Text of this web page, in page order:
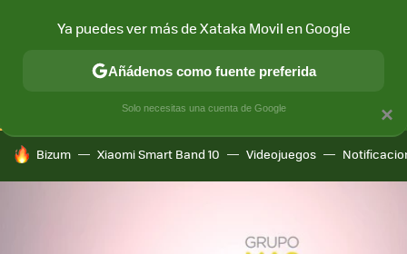
CONECTIVIDAD MÓVIL Y SOCIEDAD APLICACIONES
HOY SE HABLA DE
Bizum Xiaomi Smart Band 10 Videojuegos
×
Ya puedes ver más de Xataka Movil en Google
Añádenos como fuente preferida
Solo necesitas una cuenta de Google